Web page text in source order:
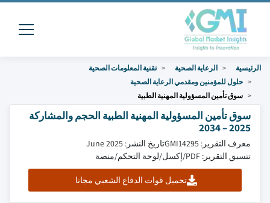
الرئيسية الرعاية الصحية
تقنية المعلومات الصحية
حلول للمؤمنين ومقدمي الرعاية الصحية
سوق تأمين المسؤولية المهنية الطبية
سوق تأمين المسؤولية المهنية الطبية الحجم والمشاركة
2025 – 2034
معرف التقرير: GMI14295
تاريخ النشر: June 2025
تنسيق التقرير: PDF/إكسل/لوحة التحكم/منصة
تحميل قوات الدفاع الشعبي مجانا